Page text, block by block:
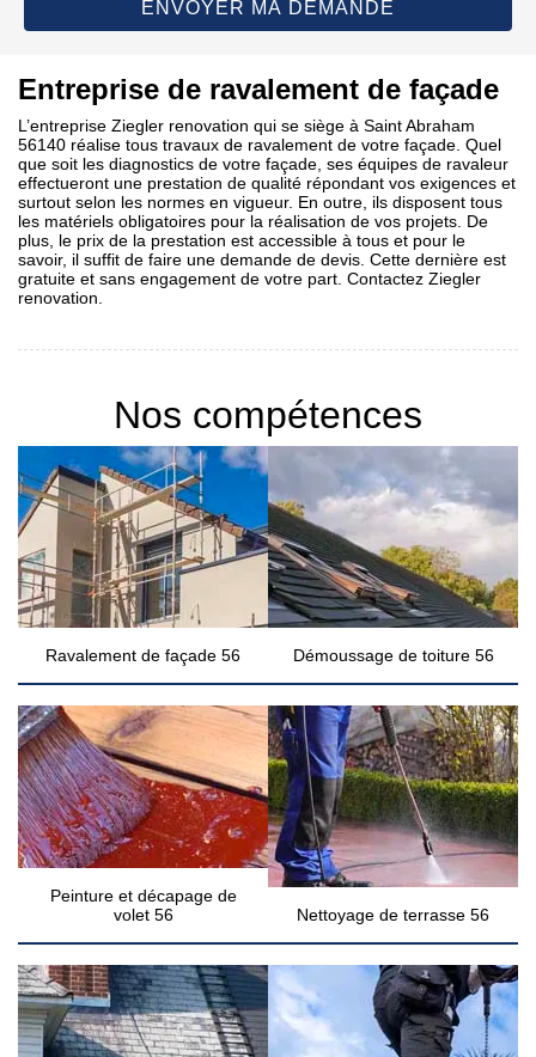
Entreprise de ravalement de façade
L’entreprise Ziegler renovation qui se siège à Saint Abraham
56140 réalise tous travaux de ravalement de votre façade. Quel
que soit les diagnostics de votre façade, ses équipes de ravaleur
effectueront une prestation de qualité répondant vos exigences et
surtout selon les normes en vigueur. En outre, ils disposent tous
les matériels obligatoires pour la réalisation de vos projets. De
plus, le prix de la prestation est accessible à tous et pour le
savoir, il suffit de faire une demande de devis. Cette dernière est
gratuite et sans engagement de votre part. Contactez Ziegler
renovation.
Nos compétences
Ravalement de façade 56 Démoussage de toiture 56
Peinture et décapage de
volet 56
Nettoyage de terrasse 56